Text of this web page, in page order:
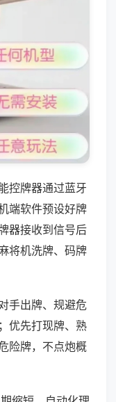
控牌器通过蓝牙
端软件预设好牌
器接收到信号后
将机洗牌、码牌
手出牌、规避危
优先打现牌、熟
险牌，不点炮概